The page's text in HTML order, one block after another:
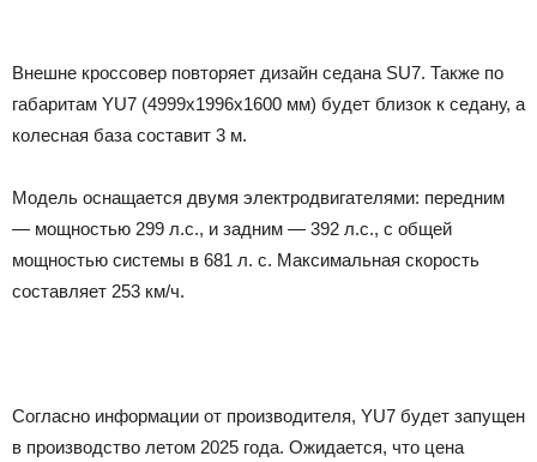
Внешне кроссовер повторяет дизайн седана SU7. Также по
габаритам YU7 (4999х1996х1600 мм) будет близок к седану, а
колесная база составит 3 м.
Модель оснащается двумя электродвигателями: передним
— мощностью 299 л.с., и задним — 392 л.с., с общей
мощностью системы в 681 л. с. Максимальная скорость
составляет 253 км/ч.
Согласно информации от производителя, YU7 будет запущен
в производство летом 2025 года. Ожидается, что цена